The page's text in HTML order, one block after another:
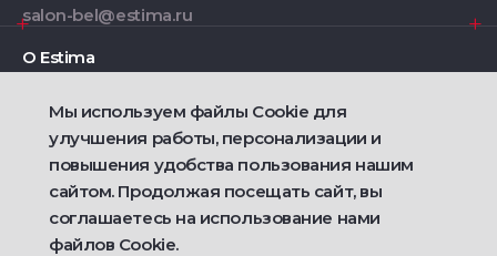
salon-bel@estima.ru
О Estima
Дизайнерам
Фирменные салоны
2021 — 2026 © Estima
Политика конфиденциальности
Мы используем файлы Cookie для
улучшения работы, персонализации и
повышения удобства пользования нашим
сайтом. Продолжая посещать сайт, вы
соглашаетесь на использование нами
файлов Cookie.